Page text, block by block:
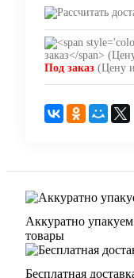
Под заказ (Цену
Аккуратно
товары
Бесплатная